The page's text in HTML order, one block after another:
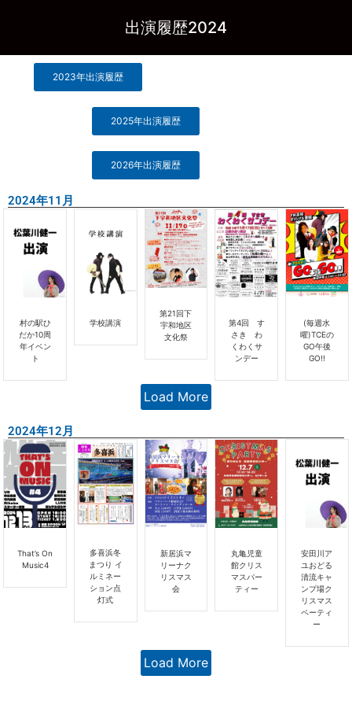
出演履歴2024
2023年出演履歴
2025年出演履歴
2026年出演履歴
2024年11月
村の駅ひ
だか10周
年イベン
ト
学校講演
第21回下
宇和地区
文化祭
第4回 す
さき わ
くわくサ
ンデー
(毎週水
曜)TCEの
GO午後
GO!!
Load More
2024年12月
That’s On
Music4
多喜浜冬
まつり イ
ルミネー
ション点
灯式
新居浜マ
リーナク
リスマス
会
丸亀児童
館クリス
マスパー
ティー
安田川ア
ユおどる
清流キャ
ンプ場ク
リスマス
ペーティ
ー
Load More